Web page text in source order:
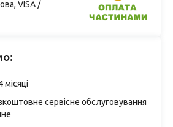
VISA /
сервісне обслуговування